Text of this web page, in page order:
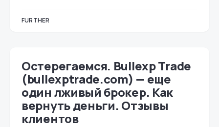
FURTHER
Остерегаемся. Bullexp Trade
(bullexptrade.com) — еще
один лживый брокер. Как
вернуть деньги. Отзывы
клиентов